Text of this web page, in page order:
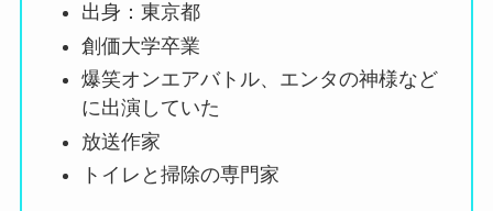
出身：東京都
創価大学卒業
爆笑オンエアバトル、エンタの神様など
に出演していた
放送作家
トイレと掃除の専門家